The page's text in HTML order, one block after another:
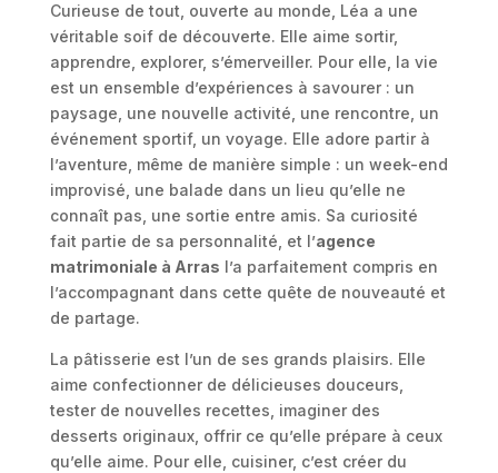
Curieuse de tout, ouverte au monde, Léa a une
véritable soif de découverte. Elle aime sortir,
apprendre, explorer, s’émerveiller. Pour elle, la vie
est un ensemble d’expériences à savourer : un
paysage, une nouvelle activité, une rencontre, un
événement sportif, un voyage. Elle adore partir à
l’aventure, même de manière simple : un week-end
improvisé, une balade dans un lieu qu’elle ne
connaît pas, une sortie entre amis. Sa curiosité
fait partie de sa personnalité, et l’agence
matrimoniale à Arras l’a parfaitement compris en
l’accompagnant dans cette quête de nouveauté et
de partage.
La pâtisserie est l’un de ses grands plaisirs. Elle
aime confectionner de délicieuses douceurs,
tester de nouvelles recettes, imaginer des
desserts originaux, offrir ce qu’elle prépare à ceux
qu’elle aime. Pour elle, cuisiner, c’est créer du